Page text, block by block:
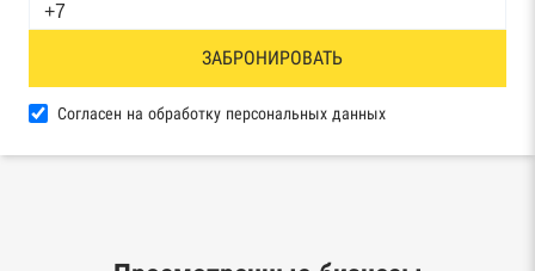
Реестр товарных знаков и знаков обслуживания
База исполнительного производства
ЗАБРОНИРОВАТЬ
Согласен на обработку персональных данных